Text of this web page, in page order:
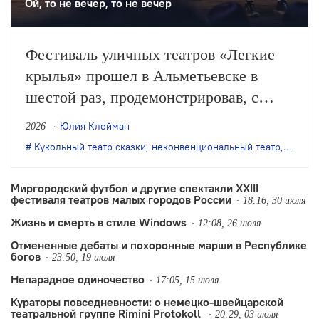
Фестиваль уличных театров «Легкие
крылья» прошел в Альметьевске в
шестой раз, продемонстрировав, с
одной стороны, особое качество
выращенной фестивалем аудитории, с
тренды.
2026
Юлия Клейман
Кукольный театр сказки неконвенциональный театр театр
Миргородский футбол и другие спектакли XXIII
фестиваля театров малых городов России
18:16, 30 июля
Жизнь и смерть в стиле Windows 12:08, 26 июля
Отмененные дебаты и похоронные марши в Республике
богов
23:50, 19 июля
Непарадное одиночество 17:05, 15 июля
Кураторы повседневности: о немецко-швейцарской
театральной группе Rimini Protokoll
20:29, 03 июля